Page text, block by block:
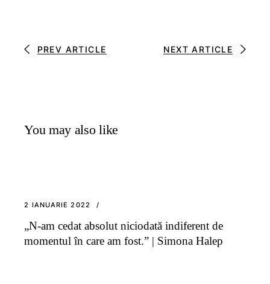
PREV ARTICLE NEXT ARTICLE
You may also like
2 IANUARIE 2022
„N-am cedat absolut niciodată indiferent de
momentul în care am fost.” | Simona Halep